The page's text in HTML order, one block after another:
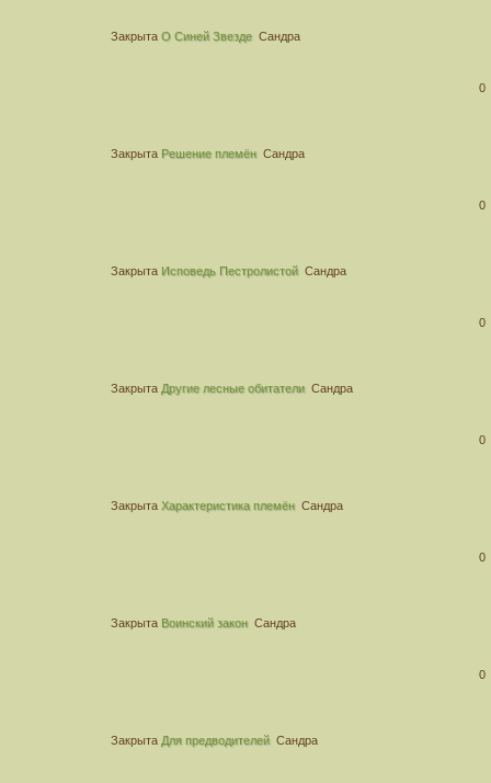
Закрыта О Синей Звезде Сандра
0
Закрыта Решение племён Сандра
0
Закрыта Исповедь Пестролистой Сандра
0
Закрыта Другие лесные обитатели Сандра
0
Закрыта Характеристика племён Сандра
0
Закрыта Воинский закон Сандра
0
Закрыта Для предводителей Сандра